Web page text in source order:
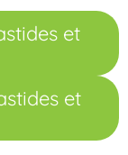
et
et